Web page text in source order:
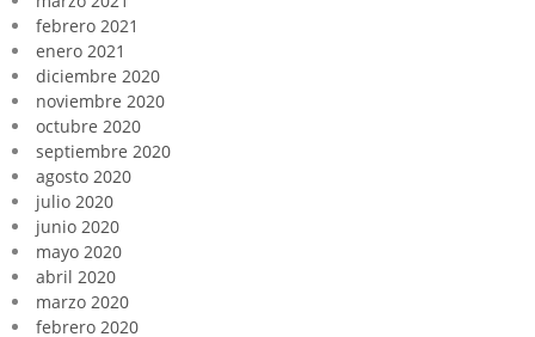
febrero 2021
enero 2021
diciembre 2020
noviembre 2020
octubre 2020
septiembre 2020
agosto 2020
julio 2020
junio 2020
mayo 2020
abril 2020
marzo 2020
febrero 2020